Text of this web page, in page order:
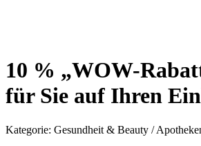
10 % „WOW-
für Sie auf Ihren
Kategorie: Gesundheit & Beauty /